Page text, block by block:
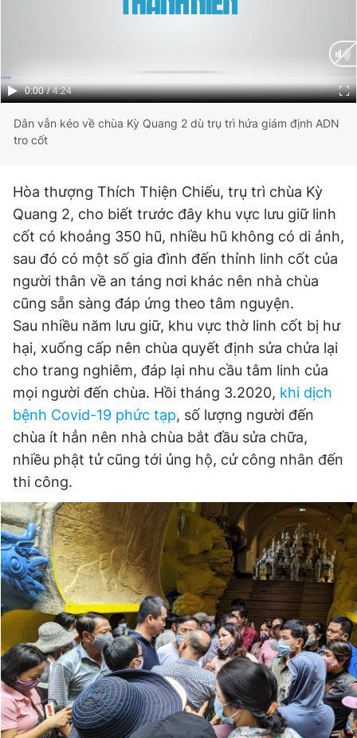
0908 780 404
Chính sách bảo
Phó tổng biên tập thường trực: Hải Thành
Phó tổng biên tập: Trần Việt Hưng
Tổng thư ký tòa soạn: Đức Trung
chép dưới mọi hình thức nếu không có sự chấp thuận bằng văn
bản. Phát triển bởi ePi Technologies, JSC.
Current
0:00 / Duration
4:24
Dân vẫn kéo về chùa Kỳ Quang 2 dù trụ trì hứa giám định ADN
tro cốt
Hòa thượng Thích Thiện Chiếu, trụ trì chùa Kỳ
Quang 2, cho biết trước đây khu vực lưu giữ linh
cốt có khoảng 350 hũ, nhiều hũ không có di ảnh,
sau đó có một số gia đình đến thỉnh linh cốt của
người thân về an táng nơi khác nên nhà chùa
cũng sẵn sàng đáp ứng theo tâm nguyện.
Sau nhiều năm lưu giữ, khu vực thờ linh cốt bị hư
hại, xuống cấp nên chùa quyết định sửa chửa lại
cho trang nghiêm, đáp lại nhu cầu tâm linh của
mọi người đến chùa. Hồi tháng 3.2020, khi dịch
bệnh Covid-19 phức tạp, số lượng người đến
chùa ít hẳn nên nhà chùa bắt đầu sửa chữa,
nhiều phật tử cũng tới ủng hộ, cử công nhân đến
thi công.